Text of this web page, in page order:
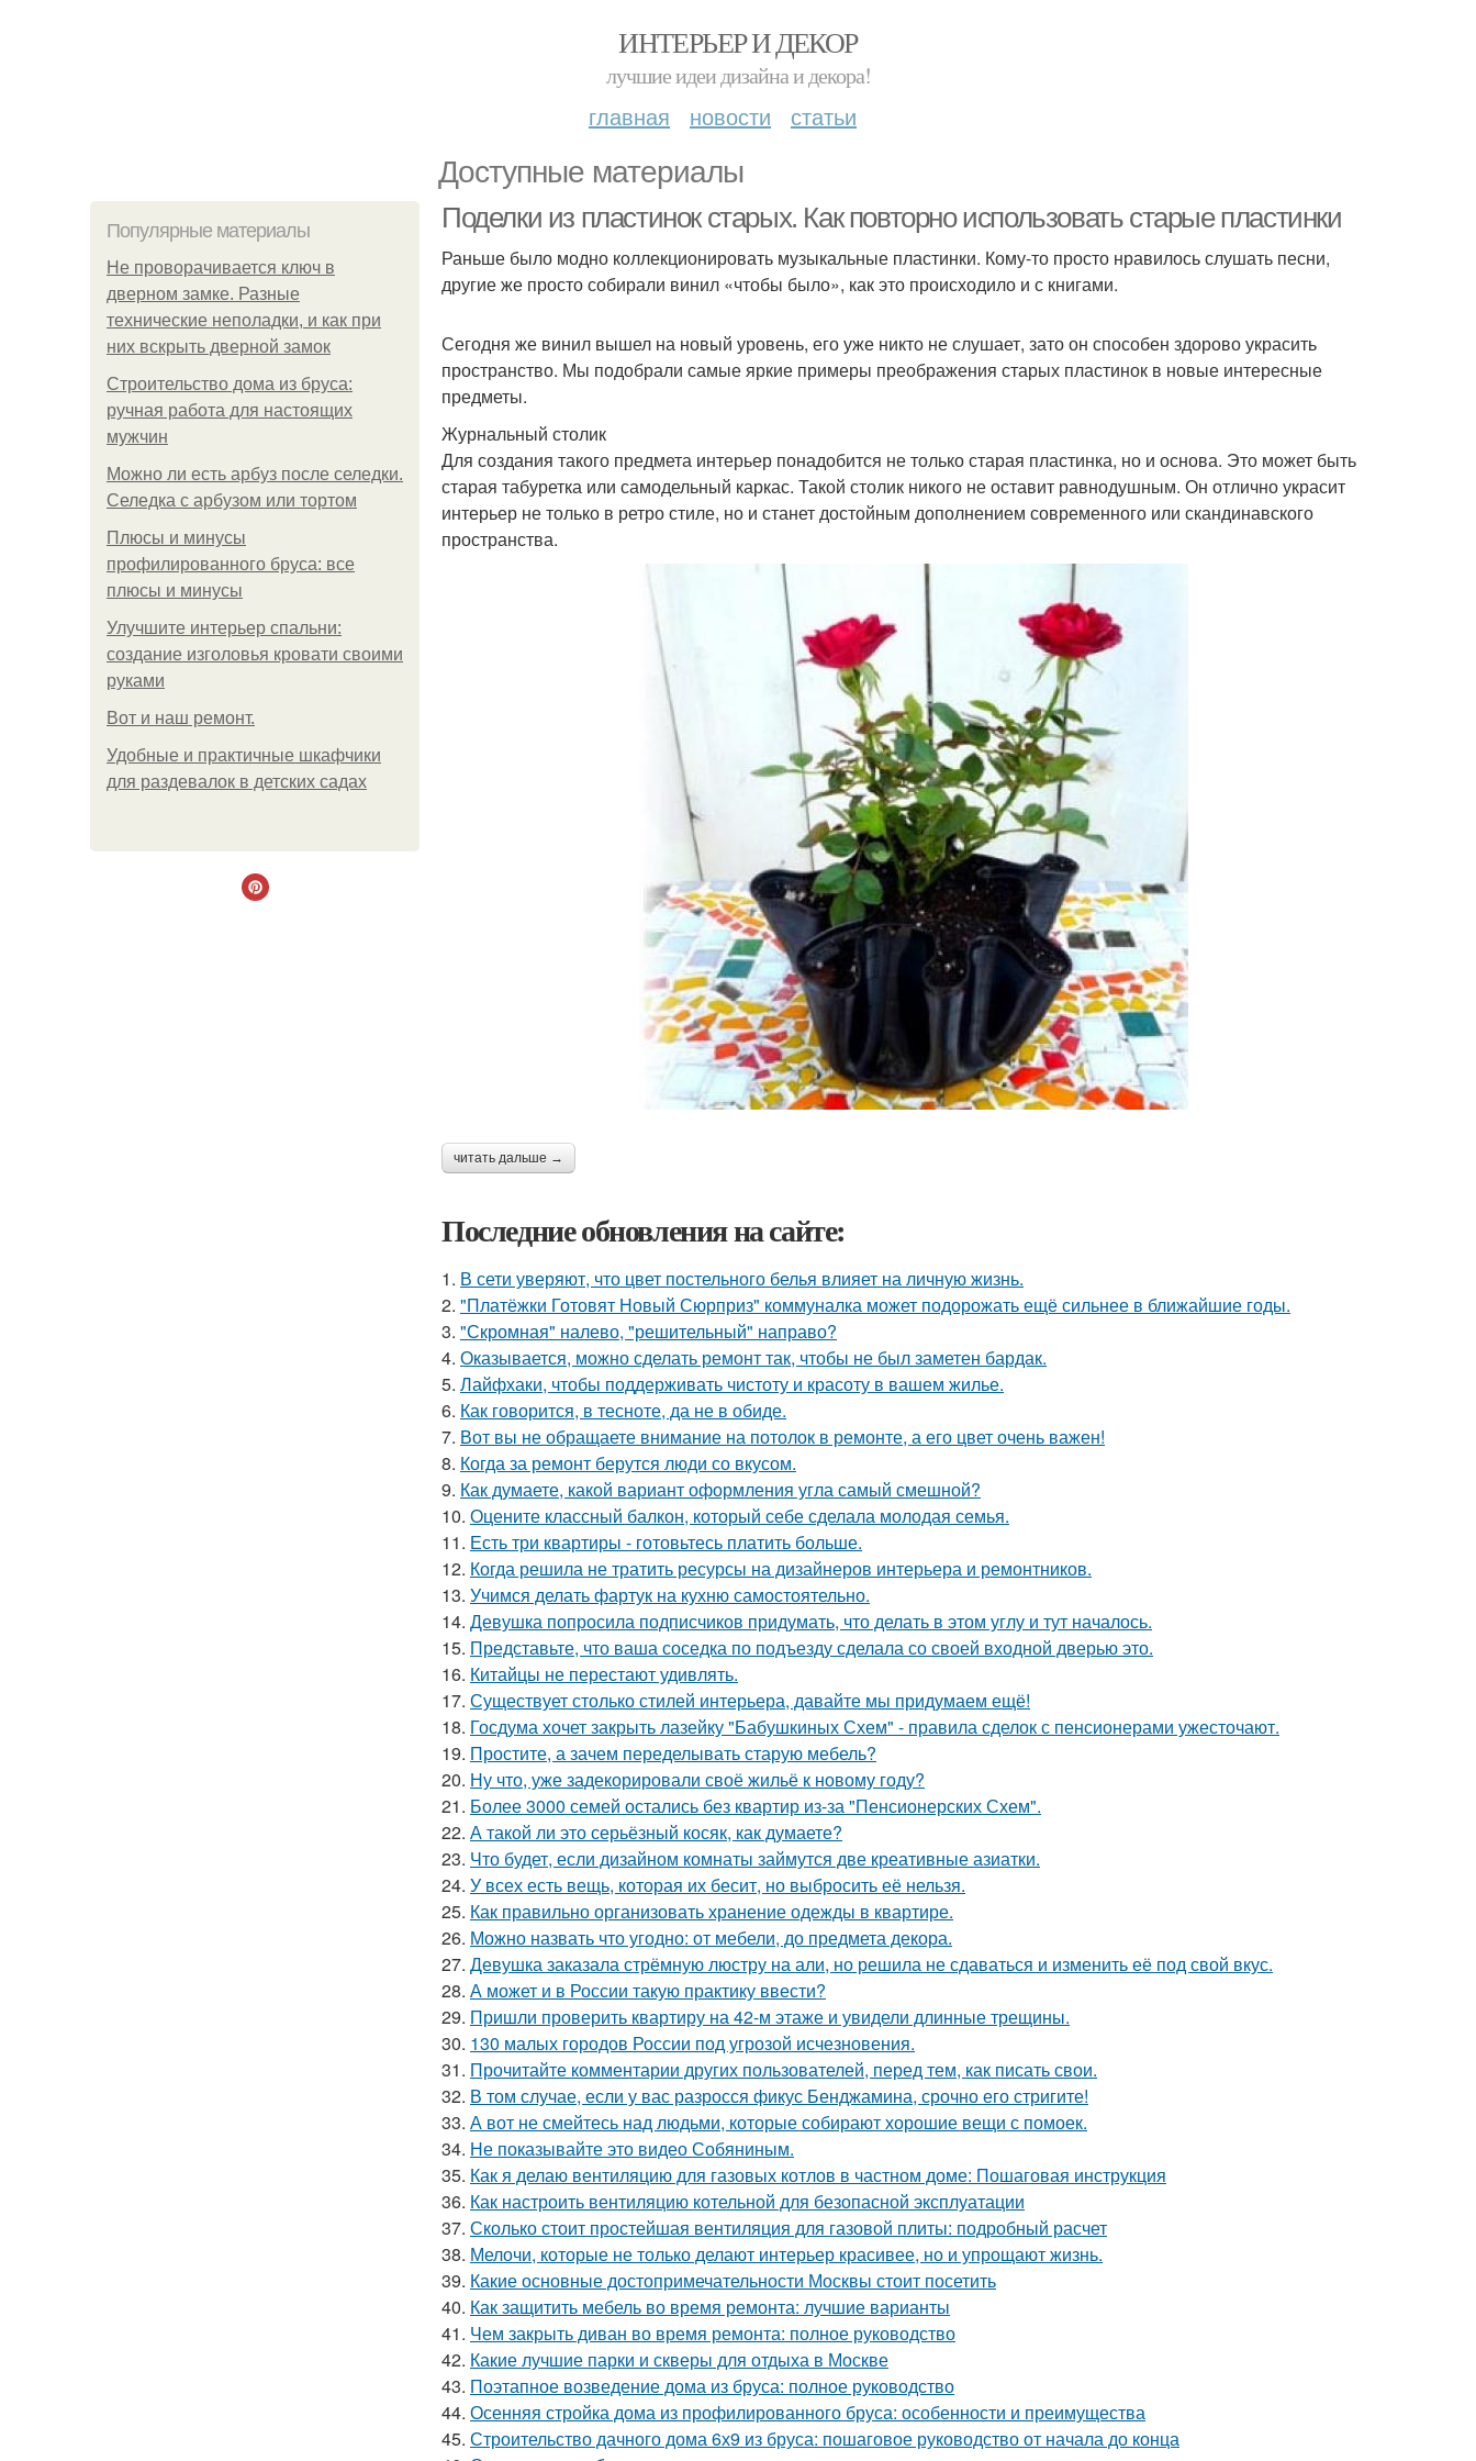
ИНТЕРЬЕР И ДЕКОР
лучшие идеи дизайна и декора!
главная новости статьи
Доступные материалы
Популярные материалы
Не проворачивается ключ в
дверном замке. Разные
технические неполадки, и как при
них вскрыть дверной замок
Строительство дома из бруса:
ручная работа для настоящих
мужчин
Можно ли есть арбуз после селедки.
Селедка с арбузом или тортом
Плюсы и минусы
профилированного бруса: все
плюсы и минусы
Улучшите интерьер спальни:
создание изголовья кровати своими
руками
Boт и наш ремoнт.
Удобные и практичные шкафчики
для раздевалок в детских садах
Поделки из пластинок старых. Как повторно использовать старые пластинки
Раньше было модно коллекционировать музыкальные пластинки. Кому-то просто нравилось слушать песни,
другие же просто собирали винил «чтобы было», как это происходило и с книгами.
Сегодня же винил вышел на новый уровень, его уже никто не слушает, зато он способен здорово украсить
пространство. Мы подобрали самые яркие примеры преображения старых пластинок в новые интересные
предметы.
Журнальный столик
Для создания такого предмета интерьер понадобится не только старая пластинка, но и основа. Это может быть
старая табуретка или самодельный каркас. Такой столик никого не оставит равнодушным. Он отлично украсит
интерьер не только в ретро стиле, но и станет достойным дополнением современного или скандинавского
пространства.
читать дальше →
Последние обновления на сайте:
1. В сети уверяют, что цвет постельного белья влияет на личную жизнь.
2. "Платёжки Готовят Новый Сюрприз" коммуналка может подорожать ещё сильнее в ближайшие годы.
3. "Скромная" налево, "решительный" направо?
4. Оказывается, можно сделать ремонт так, чтобы не был заметен бардак.
5. Лайфхаки, чтобы поддерживать чистоту и красоту в вашем жилье.
6. Как говорится, в тесноте, да не в обиде.
7. Вот вы не обращаете внимание на потолок в ремонте, а его цвет очень важен!
8. Когда за ремонт берутся люди со вкусом.
9. Как думаете, какой вариант оформления угла самый смешной?
10. Оцените классный балкон, который себе сделала молодая семья.
11. Есть три квартиры - готовьтесь платить больше.
12. Когда решила не тратить ресурсы на дизайнеров интерьера и ремонтников.
13. Учимся делать фартук на кухню самостоятельно.
14. Девушка попросила подписчиков придумать, что делать в этом углу и тут началось.
15. Представьте, что ваша соседка по подъезду сделала со своей входной дверью это.
16. Китайцы не перестают удивлять.
17. Существует столько стилей интерьера, давайте мы придумаем ещё!
18. Госдума хочет закрыть лазейку "Бабушкиных Схем" - правила сделок с пенсионерами ужесточают.
19. Простите, а зачем переделывать старую мебель?
20. Ну что, уже задекорировали своё жильё к новому году?
21. Более 3000 семей остались без квартир из-за "Пенсионерских Схем".
22. А такой ли это серьёзный косяк, как думаете?
23. Что будет, если дизайном комнаты займутся две креативные азиатки.
24. У всех есть вещь, которая их бесит, но выбросить её нельзя.
25. Как правильно организовать хранение одежды в квартире.
26. Можно назвать что угодно: от мебели, до предмета декора.
27. Девушка заказала стрёмную люстру на али, но решила не сдаваться и изменить её под свой вкус.
28. А может и в России такую практику ввести?
29. Пришли проверить квартиру на 42-м этаже и увидели длинные трещины.
30. 130 малых городов России под угрозой исчезновения.
31. Прочитайте комментарии других пользователей, перед тем, как писать свои.
32. В том случае, если у вас разросся фикус Бенджамина, срочно его стригите!
33. А вот не смейтесь над людьми, которые собирают хорошие вещи с помоек.
34. Не показывайте это видео Собяниным.
35. Как я делаю вентиляцию для газовых котлов в частном доме: Пошаговая инструкция
36. Как настроить вентиляцию котельной для безопасной эксплуатации
37. Сколько стоит простейшая вентиляция для газовой плиты: подробный расчет
38. Мелочи, которые не только делают интерьер красивее, но и упрощают жизнь.
39. Какие основные достопримечательности Москвы стоит посетить
40. Как защитить мебель во время ремонта: лучшие варианты
41. Чем закрыть диван во время ремонта: полное руководство
42. Какие лучшие парки и скверы для отдыха в Москве
43. Поэтапное возведение дома из бруса: полное руководство
44. Осенняя стройка дома из профилированного бруса: особенности и преимущества
45. Строительство дачного дома 6х9 из бруса: пошаговое руководство от начала до конца